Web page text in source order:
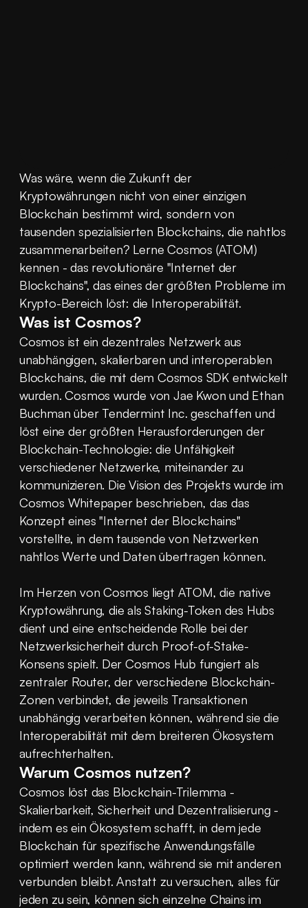
Was wäre, wenn die Zukunft der
Kryptowährungen nicht von einer einzigen
Blockchain bestimmt wird, sondern von
tausenden spezialisierten Blockchains, die nahtlos
zusammenarbeiten? Lerne Cosmos (ATOM)
kennen - das revolutionäre "Internet der
Blockchains", das eines der größten Probleme im
Krypto-Bereich löst: die Interoperabilität.
Was ist Cosmos?
Cosmos ist ein dezentrales Netzwerk aus
unabhängigen, skalierbaren und interoperablen
Blockchains, die mit dem Cosmos SDK entwickelt
wurden. Cosmos wurde von Jae Kwon und Ethan
Buchman über Tendermint Inc. geschaffen und
löst eine der größten Herausforderungen der
Blockchain-Technologie: die Unfähigkeit
verschiedener Netzwerke, miteinander zu
kommunizieren. Die Vision des Projekts wurde im
Cosmos Whitepaper beschrieben, das das
Konzept eines "Internet der Blockchains"
vorstellte, in dem tausende von Netzwerken
nahtlos Werte und Daten übertragen können.
Im Herzen von Cosmos liegt ATOM, die native
Kryptowährung, die als Staking-Token des Hubs
dient und eine entscheidende Rolle bei der
Netzwerksicherheit durch Proof-of-Stake-
Konsens spielt. Der Cosmos Hub fungiert als
zentraler Router, der verschiedene Blockchain-
Zonen verbindet, die jeweils Transaktionen
unabhängig verarbeiten können, während sie die
Interoperabilität mit dem breiteren Ökosystem
aufrechterhalten.
Warum Cosmos nutzen?
Cosmos löst das Blockchain-Trilemma -
Skalierbarkeit, Sicherheit und Dezentralisierung -
indem es ein Ökosystem schafft, in dem jede
Blockchain für spezifische Anwendungsfälle
optimiert werden kann, während sie mit anderen
verbunden bleibt. Anstatt zu versuchen, alles für
jeden zu sein, können sich einzelne Chains im